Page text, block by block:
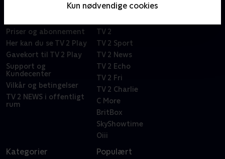
Kun nødvendige cookies
Priser og abonnement
Her kan du se TV 2 Play
Gavekort til TV 2 Play
Support og
Kundecenter
Vilkår og betingelser
TV 2 NEWS i offentligt
rum
TV 2
TV 2 Sport
TV 2 News
TV 2 Echo
TV 2 Fri
TV 2 Charlie
C More
BritBox
SkyShowtime
Oiii
Kategorier Populært